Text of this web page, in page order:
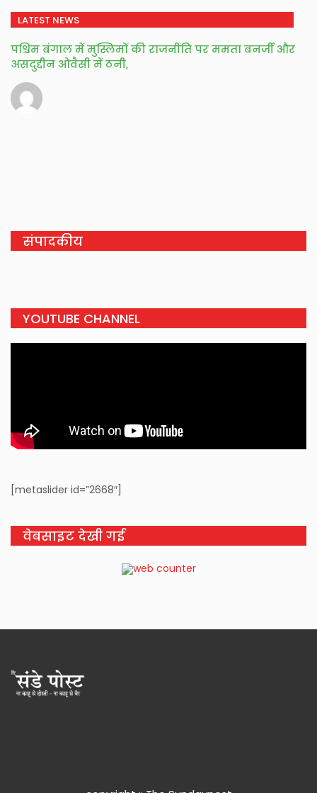
LATEST NEWS
पश्चिम बंगाल में मुस्लिमों की राजनीति पर ममता बनर्जी और
असदुद्दीन ओवैसी में ठनी,
संपादकीय
YOUTUBE CHANNEL
[metaslider id=”2668″]
वेबसाइट देखी गई